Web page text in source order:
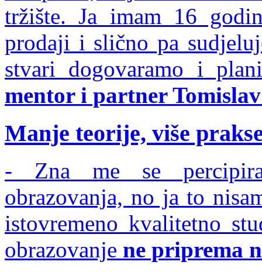
tržište. Ja imam 16
prodaji i slično pa
stvari dogovaramo i
mentor i partner
Manje teorije, više
- Zna me se
obrazovanja, no ja to
istovremeno kvalitetno
obrazovanje ne priprema